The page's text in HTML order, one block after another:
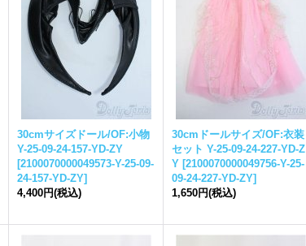
30cmサイズドール/OF:小物
Y-25-09-24-157-YD-ZY
[2100070000049573-Y-25-09-
24-157-YD-ZY]
4,400円(税込)
30cmドールサイズ/OF:衣装
セット Y-25-09-24-227-YD-Z
Y [2100070000049756-Y-25-
09-24-227-YD-ZY]
1,650円(税込)